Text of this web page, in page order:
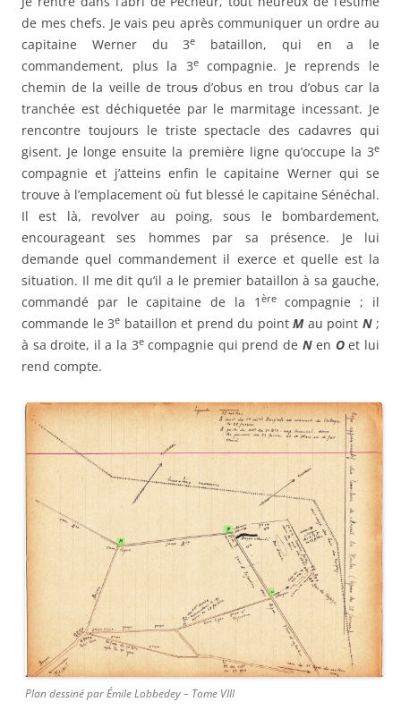
de mes chefs. Je vais peu après communiquer un ordre au
capitaine Werner du 3e
bataillon, qui en a le
commandement, plus la 3ecompagnie. Je reprends le
chemin de la veille de trousd’obus en trou d’obus car la
tranchée est déchiquetée par le marmitage incessant. Je
rencontre toujours le triste spectacle des cadavres qui
gisent. Je longe ensuite la première ligne qu’occupe la 3e
compagnie et j’atteins enfin le capitaine Werner qui se
trouve à l’emplacement où fut blessé le capitaine Sénéchal.
Il est là, revolver au poing, sous le bombardement,
encourageant ses hommes par sa présence. Je lui
demande quel commandement il exerce et quelle est la
situation. Il me dit qu’il a le premier bataillon à sa gauche,
commandé par le capitaine de la 1 èrecompagnie ; il
commande le 3e bataillon et prend du point Mau point N;
à sa droite, il a la 3ecompagnie qui prend de Nen Oet lui
rend compte.
Plan dessiné par Émile Lobbedey – Tome VIII